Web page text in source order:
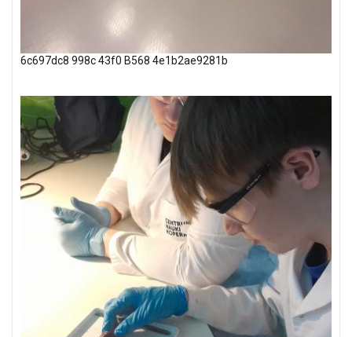
6c697dc8 998c 43f0 B568 4e1b2ae9281b